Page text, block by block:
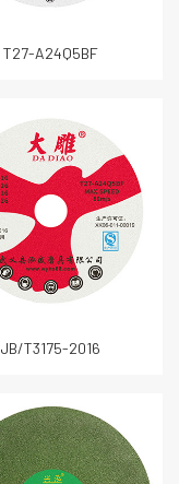
T27-A24Q5BF
JB/T3175-2016